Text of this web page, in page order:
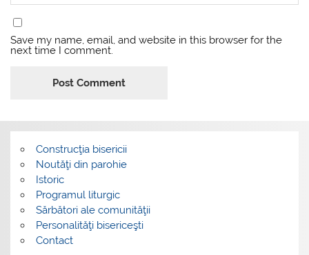
Save my name, email, and website in this browser for the
next time I comment.
Construcţia bisericii
Noutăţi din parohie
Istoric
Programul liturgic
Sărbători ale comunităţii
Personalităţi bisericeşti
Contact